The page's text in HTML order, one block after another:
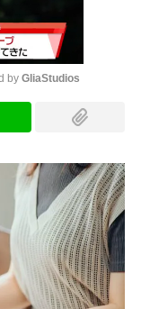
by GliaStudios